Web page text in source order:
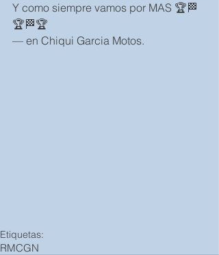
Y como siempre vamos por MAS 🏆🏁
🏆🏁🏆
— en Chiqui Garcia Motos.
Etiquetas:
RMCGN